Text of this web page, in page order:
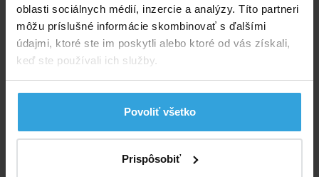
oblasti sociálnych médií, inzercie a analýzy. Títo partneri
môžu príslušné informácie skombinovať s ďalšími
údajmi, ktoré ste im poskytli alebo ktoré od vás získali,
keď ste používali ich služby.
Povoliť všetko
Prispôsobiť
Skladom > 20 ks
62,63 EUR
do košíka